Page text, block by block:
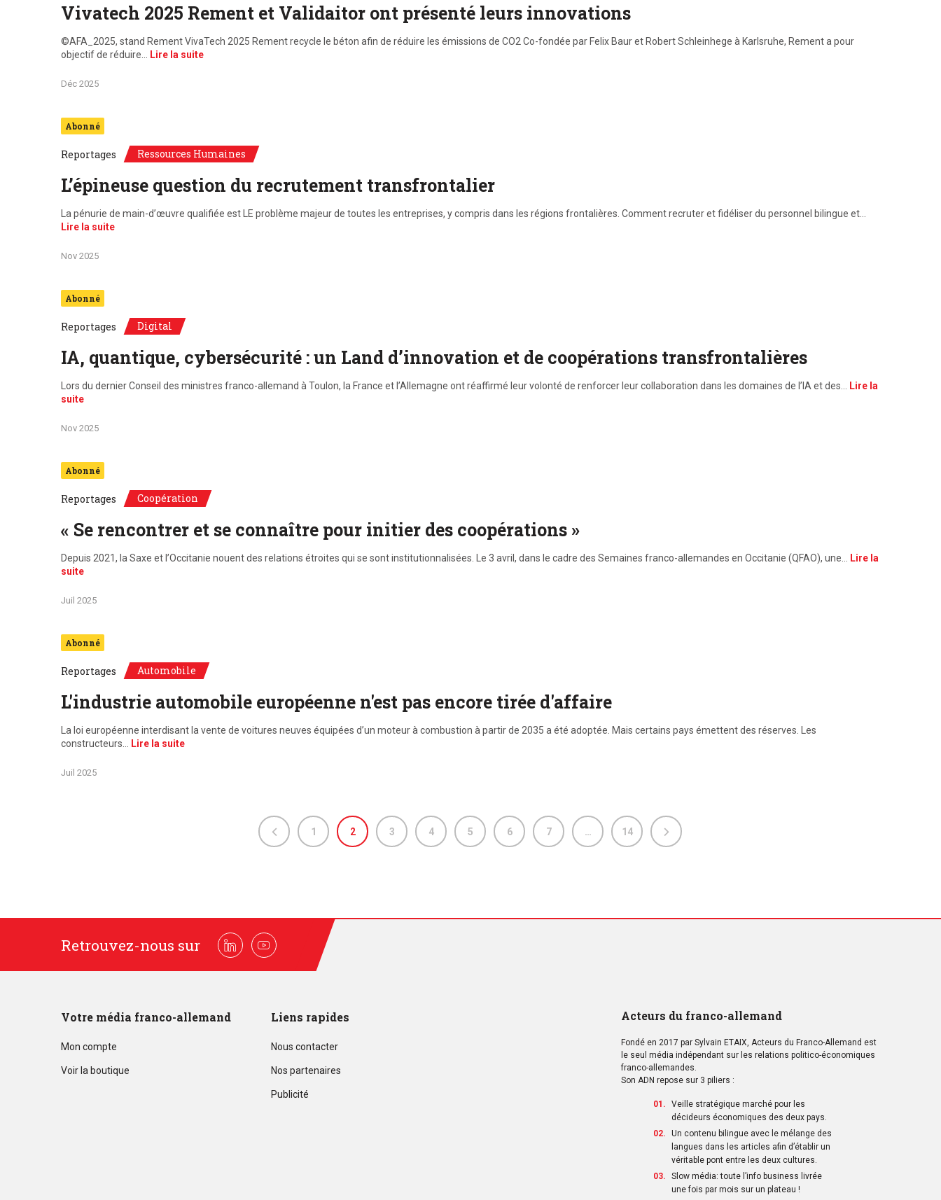
Vivatech 2025 Rement et Validaitor ont présenté leurs innovations
©AFA_2025, stand Rement VivaTech 2025 Rement recycle le béton afin de réduire les émissions de CO2 Co-fondée par Felix Baur et Robert Schleinhege à Karlsruhe, Rement a pour
objectif de réduire…
Lire la suite
Déc 2025
Abonné
Reportages Ressources Humaines
L’épineuse question du recrutement transfrontalier
La pénurie de main-d’œuvre qualifiée est LE problème majeur de toutes les entreprises, y compris dans les régions frontalières. Comment recruter et fidéliser du personnel bilingue et…
Lire la suite
Nov 2025
Abonné
Reportages Digital
IA, quantique, cybersécurité : un Land d’innovation et de coopérations transfrontalières
Lors du dernier Conseil des ministres franco-allemand à Toulon, la France et l’Allemagne ont réaffirmé leur volonté de renforcer leur collaboration dans les domaines de l’IA et des…
Lire la
suite
Nov 2025
Abonné
Reportages Coopération
« Se rencontrer et se connaître pour initier des coopérations »
Depuis 2021, la Saxe et l’Occitanie nouent des relations étroites qui se sont institutionnalisées. Le 3 avril, dans le cadre des Semaines franco-allemandes en Occitanie (QFAO), une…
Lire la
suite
Juil 2025
Abonné
Reportages Automobile
L'industrie automobile européenne n'est pas encore tirée d'affaire
La loi européenne interdisant la vente de voitures neuves équipées d’un moteur à combustion à partir de 2035 a été adoptée. Mais certains pays émettent des réserves. Les
constructeurs…
Lire la suite
Juil 2025
1 2 3 4 5 6 7 … 14
Retrouvez-nous sur LinkedinYoutube
Votre média franco-allemand
Mon compte
Voir la boutique
Liens rapides
Nous contacter
Nos partenaires
Publicité
Acteurs du franco-allemand
Fondé en 2017 par Sylvain ETAIX, Acteurs du Franco-Allemand est
le seul média indépendant sur les relations politico-économiques
franco-allemandes.
Son ADN repose sur 3 piliers :
Veille stratégique marché pour les
décideurs économiques des deux pays.
Un contenu bilingue avec le mélange des
langues dans les articles afin d’établir un
véritable pont entre les deux cultures.
Slow média: toute l’info business livrée
une fois par mois sur un plateau !